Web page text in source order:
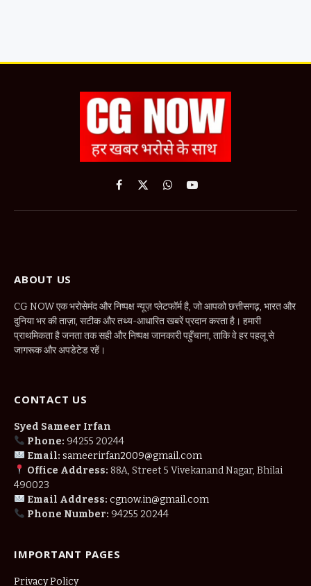
Facebook
X
WhatsApp
YouTube
ABOUT US
CG NOW एक भरोसेमंद और निष्पक्ष न्यूज़ प्लेटफॉर्म है, जो आपको छत्तीसगढ़, भारत और
दुनिया भर की ताज़ा, सटीक और तथ्य-आधारित खबरें प्रदान करता है। हमारी
प्राथमिकता है जनता तक सही और निष्पक्ष जानकारी पहुँचाना, ताकि वे हर पहलू से
जागरूक और अपडेटेड रहें।
CONTACT US
Syed Sameer Irfan
Phone: 94255 20244
Email: sameerirfan2009@gmail.com
Office Address: 88A, Street 5 Vivekanand Nagar, Bhilai
490023
Email Address: cgnow.in@gmail.com
Phone Number: 94255 20244
IMPORTANT PAGES
Privacy Policy